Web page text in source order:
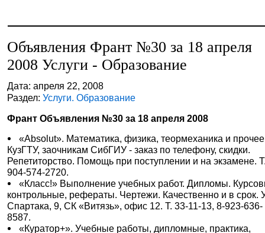
Объявления Франт №30 за 18 апреля
2008 Услуги - Образование
Дата: апреля 22, 2008
Раздел:Услуги. Образование
Франт Объявления №30 за 18 апреля 2008
«Absolut». Математика, физика, теормеханика и
КузГТУ, заочникам СибГИУ - заказ по телефону, скидки.
Репетиторство. Помощь при поступлении и на экзамене.
904-574-2720.
«Класс!» Выполнение учебных работ. Дипломы.
контрольные, рефераты. Чертежи. Качественно и в срок.
Спартака, 9, СК «Витязь», офис 12. Т. 33-11-13, 8-923-636-
8587.
«Куратор+». Учебные работы, дипломные, практика,